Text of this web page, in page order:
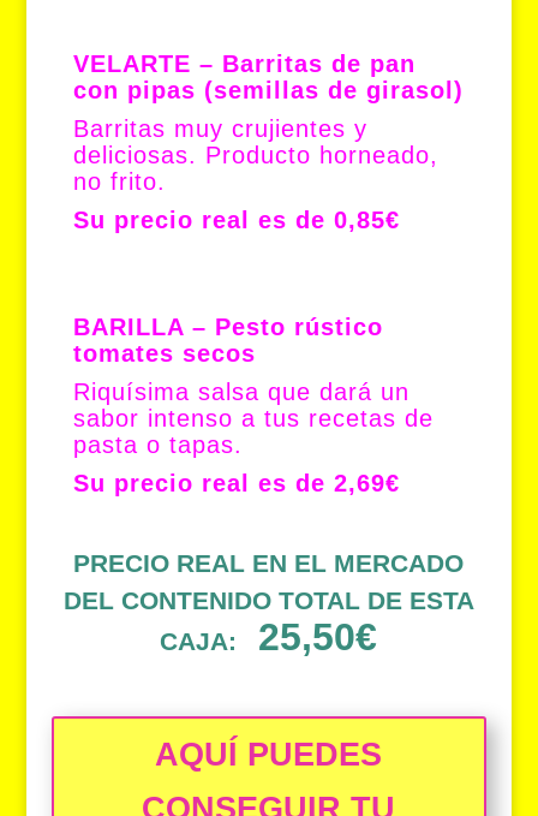
VELARTE – Barritas de pan
con pipas (semillas de girasol)
Barritas muy crujientes y
deliciosas. Producto horneado,
no frito.
Su precio real es de 0,85€
BARILLA – Pesto rústico
tomates secos
Riquísima salsa que dará un
sabor intenso a tus recetas de
pasta o tapas.
Su precio real es de 2,69€
PRECIO REAL EN EL MERCADO
DEL CONTENIDO TOTAL DE ESTA
CAJA: 25,50€
AQUÍ PUEDES
CONSEGUIR TU